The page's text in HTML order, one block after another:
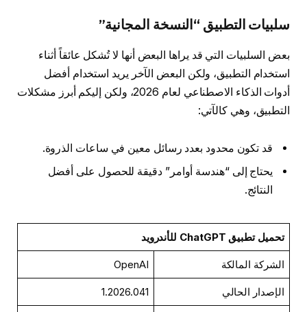
سلبيات التطبيق “النسخة المجانية”
بعض السلبيات التي قد يراها البعض أنها لا تُشكل عائقاً أثناء
استخدام التطبيق، ولكن البعض الآخر يريد استخدام أفضل
أدوات الذكاء الاصطناعي لعام 2026، ولكن إليكم أبرز مشكلات
التطبيق، وهي كالآتي:
قد تكون محدود بعدد رسائل معين في ساعات الذروة.
يحتاج إلى “هندسة أوامر” دقيقة للحصول على أفضل
النتائج.
تحميل تطبيق ChatGPT للأندرويد
الشركة المالكة OpenAI
الإصدار الحالي 1.2026.041